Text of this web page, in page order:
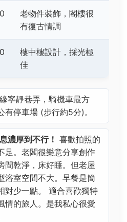
老物件裝飾，閣樓很
有復古情調
樓中樓設計，採光極
佳
寧靜巷弄，騎機車最方
有停車場 (步行約5分)。
濃厚到不行！ 喜歡拍照的
足。老闆很樂意分享創作
間乾淨，床好睡。但老屋
浴室空間不大。早餐是簡
對少一點。 適合喜歡獨特
情的旅人。是我私心很愛